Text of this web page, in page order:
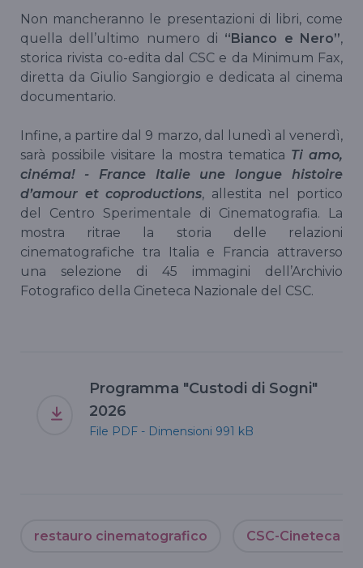
Non mancheranno le presentazioni di libri, come
quella dell’ultimo numero di “Bianco e Nero”,
storica rivista co-edita dal CSC e da Minimum Fax,
diretta da Giulio Sangiorgio e dedicata al cinema
documentario.
Infine, a partire dal 9 marzo, dal lunedì al venerdì,
sarà possibile visitare la mostra tematica Ti amo,
cinéma! - France Italie une longue histoire
d’amour et coproductions, allestita nel portico
del Centro Sperimentale di Cinematografia. La
mostra ritrae la storia delle relazioni
cinematografiche tra Italia e Francia attraverso
una selezione di 45 immagini dell’Archivio
Fotografico della Cineteca Nazionale del CSC.
Programma "Custodi di Sogni"
2026
File PDF - Dimensioni 991 kB
restauro cinematografico CSC-Cineteca